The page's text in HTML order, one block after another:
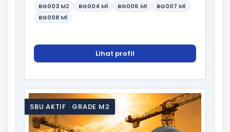
BG003 M2 BG004 M1 BG006 M1 BG007 M1
BG008 M1
Lihat profil
SBU AKTIF · GRADE M2